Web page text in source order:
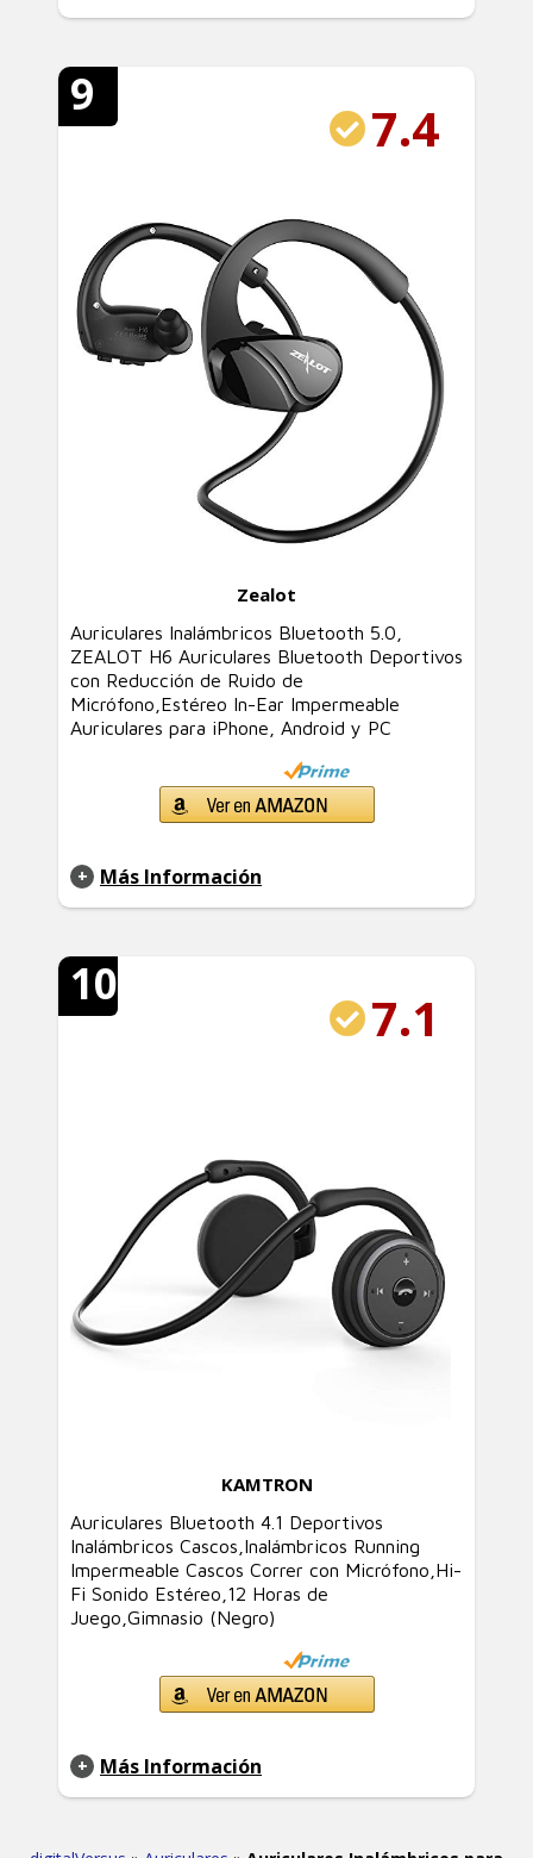
9
7.4
Zealot
Auriculares Inalámbricos Bluetooth 5.0,
ZEALOT H6 Auriculares Bluetooth Deportivos
con Reducción de Ruido de
Micrófono,Estéreo In-Ear Impermeable
Auriculares para iPhone, Android y PC
Más Información
10
7.1
KAMTRON
Auriculares Bluetooth 4.1 Deportivos
Inalámbricos Cascos,Inalámbricos Running
Impermeable Cascos Correr con Micrófono,Hi-
Fi Sonido Estéreo,12 Horas de
Juego,Gimnasio (Negro)
Más Información